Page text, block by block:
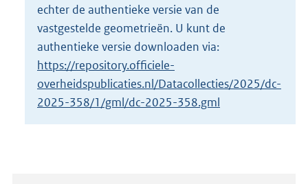
2
K
b
echter de authentieke versie van de
vastgestelde geometrieën. U kunt de
authentieke versie downloaden via:
https://repository.officiele-
overheidspublicaties.nl/Datacollecties/2025/dc-
2025-358/1/gml/dc-2025-358.gml